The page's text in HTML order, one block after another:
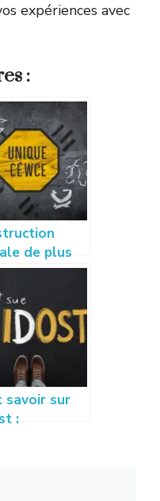
expériences avec
:
de plus
ans : que
loi et quels
?
savoir sur
: